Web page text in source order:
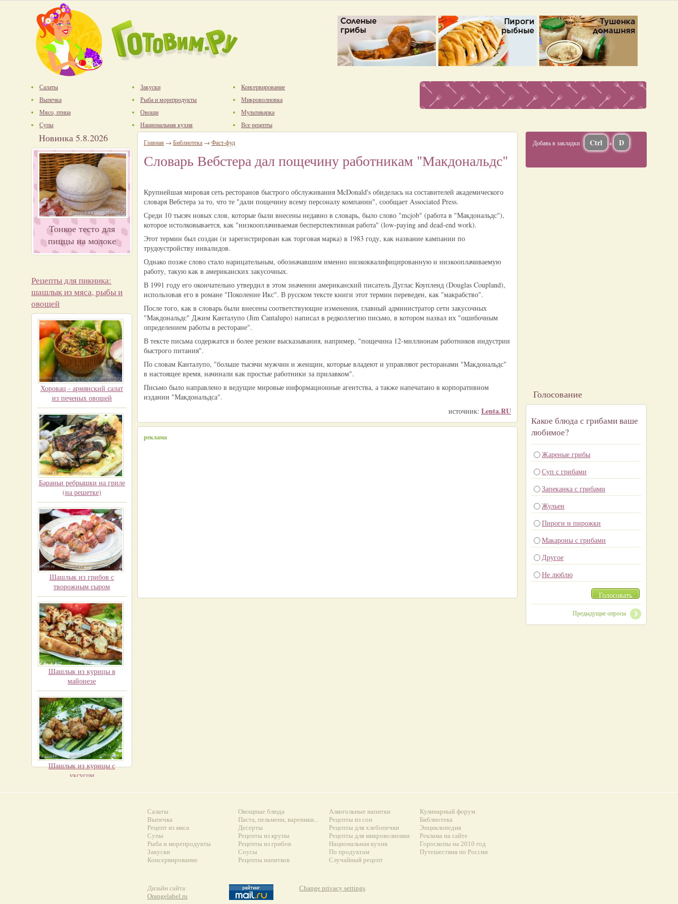
Салаты
Выпечка
Мясо, птица
Супы
Закуски
Рыба и морепродукты
Овощи
Национальная кухня
Консервирование
Микроволновка
Мультиварка
Все рецепты
Новинка 5.8.2026
Тонкое тесто для
пиццы на молоке
Рецепты для пикника:
шашлык из мяса, рыбы и
овощей
Хоровац - армянский салат
из печеных овощей
Бараньи ребрышки на гриле
(на решетке)
Шашлык из грибов с
творожным сыром
Шашлык из курицы в
майонезе
Шашлык из курицы с
уксусом
Главная → Библиотека → Фаст-фуд
Словарь Вебстера дал пощечину работникам "Макдональдс"
Крупнейшая мировая сеть ресторанов быстрого обслуживания McDonald's обиделась на составителей академического
словаря Вебстера за то, что те "дали пощечину всему персоналу компании", сообщает Associated Press.
Среди 10 тысяч новых слов, которые были внесены недавно в словарь, было слово "mcjob" (работа в "Макдональдс"),
которое истолковывается, как "низкооплачиваемая бесперспективная работа" (low-paying and dead-end work).
Этот термин был создан (и зарегистрирован как торговая марка) в 1983 году, как название кампании по
трудоустройству инвалидов.
Однако позже слово стало нарицательным, обозначавшим именно низкоквалифицированную и низкооплачиваемую
работу, такую как в американских закусочных.
В 1991 году его окончательно утвердил в этом значении американский писатель Дуглас Коупленд (Douglas Coupland),
использовав его в романе "Поколение Икс". В русском тексте книги этот термин переведен, как "макрабство".
После того, как в словарь были внесены соответствующие изменения, главный администратор сети закусочных
"Макдональдс" Джим Канталупо (Jim Cantalupo) написал в редколлегию письмо, в котором назвал их "ошибочным
определением работы в ресторане".
В тексте письма содержатся и более резкие высказывания, например, "пощечина 12-миллионам работников индустрии
быстрого питания".
По словам Канталупо, "больше тысячи мужчин и женщин, которые владеют и управляют ресторанами "Макдональдс"
в настоящее время, начинали как простые работники за прилавком".
Письмо было направлено в ведущие мировые информационные агентства, а также напечатано в корпоративном
издании "Макдональдса".
источник: Lenta.RU
реклама
Добавь в закладки Ctrl + D
Голосование
Какое блюда с грибами ваше
любимое?
Жареные грибы
Суп с грибами
Запеканка с грибами
Жульен
Пироги и пирожки
Макароны с грибами
Другое
Не люблю
Голосовать
Предыдущие опросы
Салаты
Выпечка
Рецепт из мяса
Супы
Рыба и морепродукты
Закуски
Консервирование
Овощные блюда
Паста, пельмени, вареники...
Десерты
Рецепты из крупы
Рецепты из грибов
Соусы
Рецепты напитков
Алкогольные напитки
Рецепты из сои
Рецепты для хлебопечки
Рецепты для микроволновки
Национальная кухня
По продуктам
Случайный рецепт
Кулинарный форум
Библиотека
Энциклопедия
Реклама на сайте
Гороскопы на 2010 год
Путешествия по России
Дизайн сайта:
Orangelabel.ru
Change privacy settings